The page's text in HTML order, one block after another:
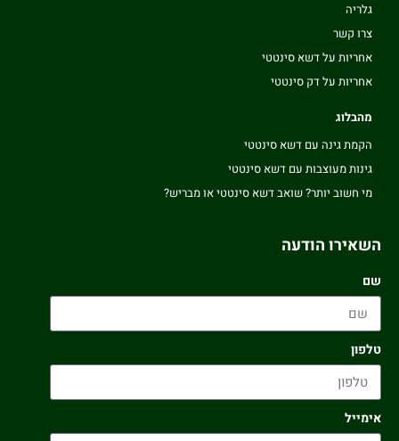
גלריה
צרו קשר
אחריות על דשא סינטטי
אחריות על דק סינטטי
מהבלוג
הקמת גינה עם דשא סינטטי
גינות מעוצבות עם דשא סינטטי
מי חשוב יותר? שואב דשא סינטטי או מבריש?
השאירו הודעה
שם
טלפון
אימייל